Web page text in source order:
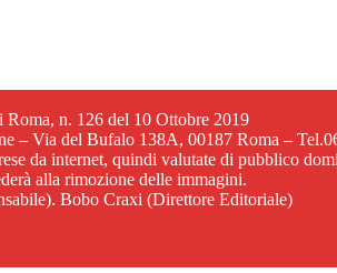
Roma, n. 126 del 10 Ottobre 2019
– Via del Bufalo 138A, 00187 Roma –
da internet, quindi valutate di pubblico
alla rimozione delle immagini.
Bobo Craxi (Direttore Editoriale)